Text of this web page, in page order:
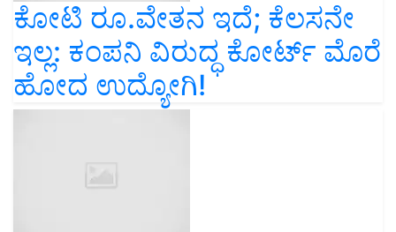
ಕೋಟಿ ರೂ.ವೇತನ ಇದೆ; ಕೆಲಸನೇ
ಇಲ್ಲ: ಕಂಪನಿ ವಿರುದ್ಧ ಕೋರ್ಟ್‌ ಮೊರೆ
ಹೋದ ಉದ್ಯೋಗಿ!